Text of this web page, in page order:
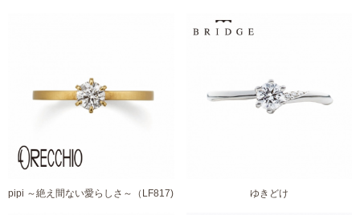
pipi ～絶え間ない愛らしさ～（LF817) ゆきどけ